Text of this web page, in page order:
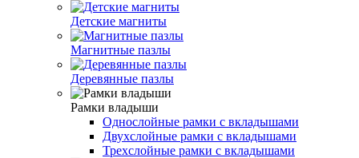
Детские магниты
Магнитные пазлы
Деревянные пазлы
Рамки владыши
Однослойные рамки с вкладышами
Двухслойные рамки с вкладышами
Трехслойные рамки с вкладышами